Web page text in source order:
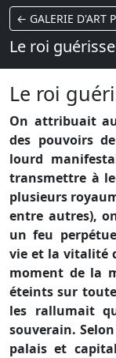
← GALERIE D'ART
Le roi
Le roi
On attribuait
des pouvoirs
lourd
transmettre à
plusieurs
entre autres),
un feu
vie et la vitalité
moment de la
éteints sur
les rallumait
souverain.
palais et